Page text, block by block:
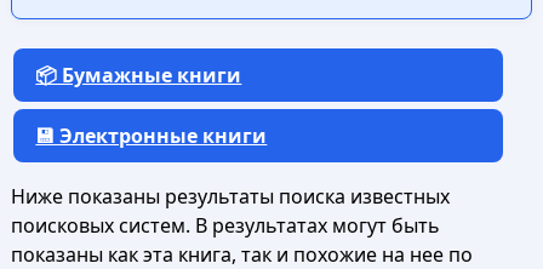
📦 Бумажные книги
💾 Электронные книги
Ниже показаны результаты поиска известных
поисковых систем. В результатах могут быть
показаны как эта книга, так и похожие на нее по